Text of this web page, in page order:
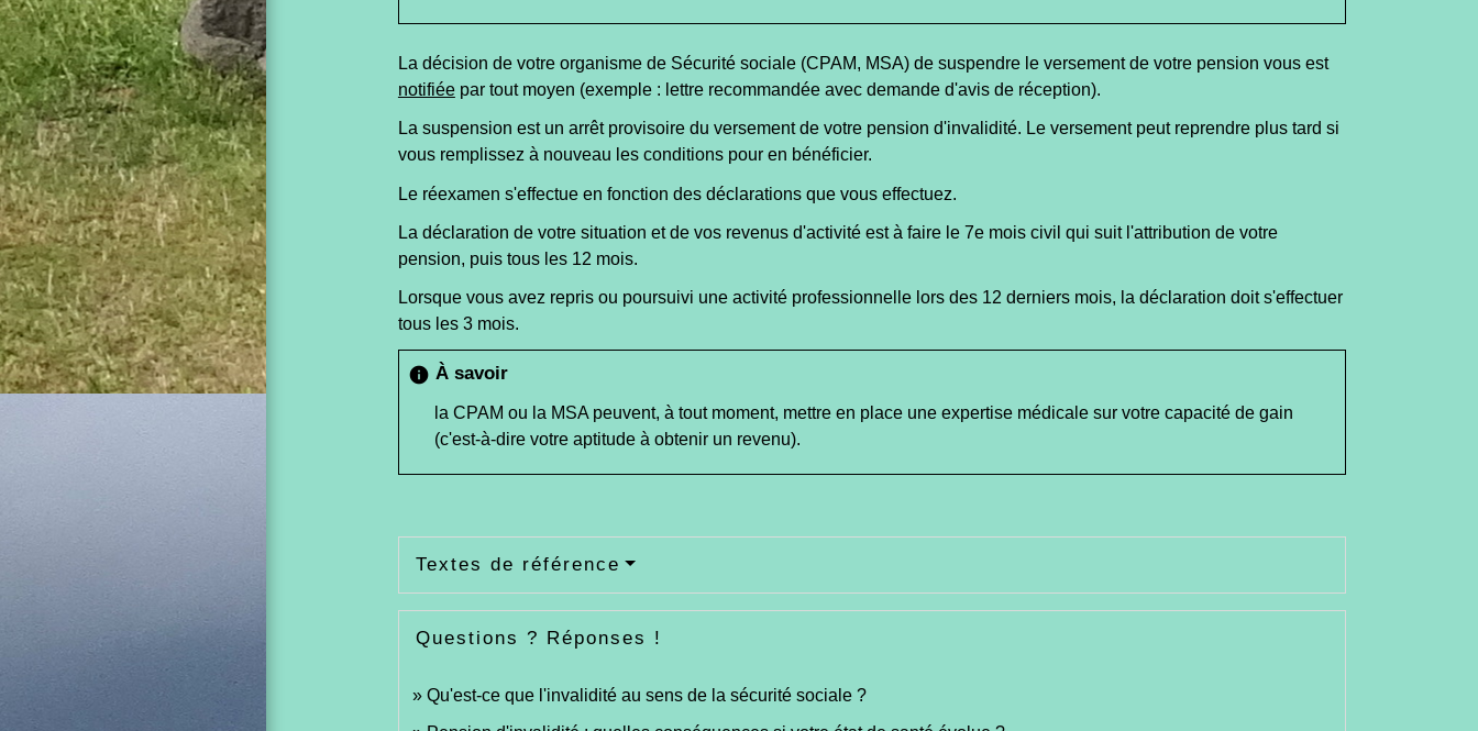
La décision de votre organisme de Sécurité sociale (CPAM, MSA) de suspendre le versement de votre pension vous est
notifiéepar tout moyen (exemple : lettre recommandée avec demande d'avis de réception).
La suspension est un arrêt provisoire du versement de votre pension d'invalidité. Le versement peut reprendre plus tard si
vous remplissez à nouveau les conditions pour en bénéficier.
Le réexamen s'effectue en fonction des déclarations que vous effectuez.
La déclaration de votre situation et de vos revenus d'activité est à faire le 7emois civil qui suit l'attribution de votre
pension, puis tous les 12 mois.
Lorsque vous avez repris ou poursuivi une activité professionnelle lors des 12 derniers mois, la déclaration doit s'effectuer
tous les 3 mois.
info À savoir
la CPAM ou la MSA peuvent, à tout moment, mettre en place une expertise médicale sur votre capacité de gain
(c'est-à-dire votre aptitude à obtenir un revenu).
Textes de référence
Questions ? Réponses !
Qu'est-ce que l'invalidité au sens de la sécurité sociale ?